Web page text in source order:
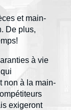
et main-
De plus,
à vie
non à la main-
exigeront